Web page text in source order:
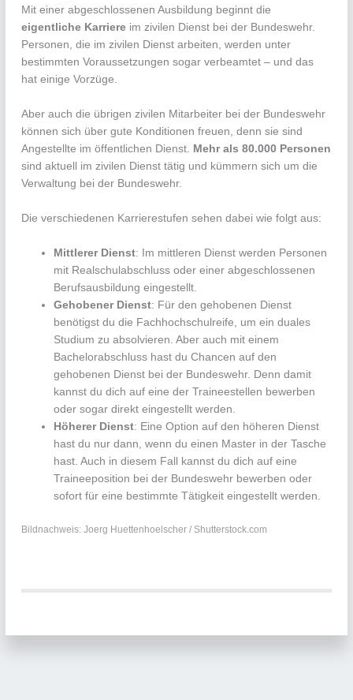
Mit einer abgeschlossenen Ausbildung beginnt die
eigentliche Karriere im zivilen Dienst bei der Bundeswehr.
Personen, die im zivilen Dienst arbeiten, werden unter
bestimmten Voraussetzungen sogar verbeamtet – und das
hat einige Vorzüge.
Aber auch die übrigen zivilen Mitarbeiter bei der Bundeswehr
können sich über gute Konditionen freuen, denn sie sind
Angestellte im öffentlichen Dienst. Mehr als 80.000 Personen
sind aktuell im zivilen Dienst tätig und kümmern sich um die
Verwaltung bei der Bundeswehr.
Die verschiedenen Karrierestufen sehen dabei wie folgt aus:
Mittlerer Dienst: Im mittleren Dienst werden Personen
mit Realschulabschluss oder einer abgeschlossenen
Berufsausbildung eingestellt.
Gehobener Dienst: Für den gehobenen Dienst
benötigst du die Fachhochschulreife, um ein duales
Studium zu absolvieren. Aber auch mit einem
Bachelorabschluss hast du Chancen auf den
gehobenen Dienst bei der Bundeswehr. Denn damit
kannst du dich auf eine der Traineestellen bewerben
oder sogar direkt eingestellt werden.
Höherer Dienst: Eine Option auf den höheren Dienst
hast du nur dann, wenn du einen Master in der Tasche
hast. Auch in diesem Fall kannst du dich auf eine
Traineeposition bei der Bundeswehr bewerben oder
sofort für eine bestimmte Tätigkeit eingestellt werden.
Bildnachweis: Joerg Huettenhoelscher / Shutterstock.com